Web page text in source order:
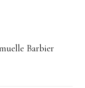
Barbier